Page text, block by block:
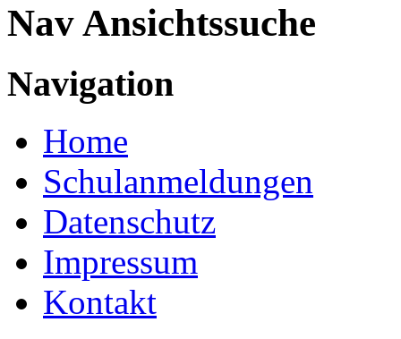
Nav Ansichtssuche
Navigation
Home
Schulanmeldungen
Datenschutz
Impressum
Kontakt